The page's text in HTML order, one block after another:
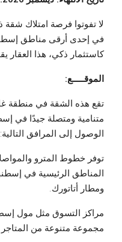
لا تفوتوا فرصة امتلاك شقة
في إحدى أرقى مناطق
كاستثمار ذكي، هذا العقار
الموقـــــع:
تقع هذه الشقة في منطقة
متنامية ومتصلة جيدًا في
الوصول إلى المرافق التالية:
توفر خطوط المترو
المناطق الرئيسية في
ومطار أتاتورك.
مراكز التسوق مثل مول
مجموعة متنوعة من المتاجر